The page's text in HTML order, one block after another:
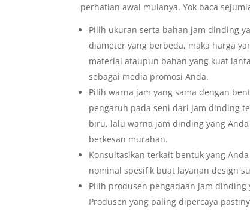
perhatian awal mulanya. Yok baca
Pilih ukuran serta bahan jam dinding
diameter yang berbeda, maka harga
material ataupun bahan yang kuat
sebagai media promosi Anda.
Pilih warna jam yang sama dengan
pengaruh pada seni dari jam dinding
biru, lalu warna jam dinding yang
berkesan murahan.
Konsultasikan terkait bentuk yang
nominal spesifik buat layanan design
Pilih produsen pengadaan jam dinding
Produsen yang paling dipercaya